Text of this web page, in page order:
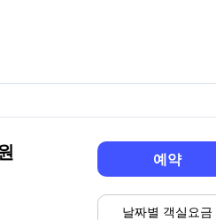
예약
날짜별 객실요금